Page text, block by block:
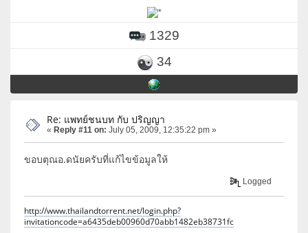
1329
34
Re: แพทย์ชนบท กับ ปริญญา
« Reply #11 on: July 05, 2009, 12:35:22 pm »
ขอบตุณอ.ดนัยครับที่แก้ไขข้อมูลให้
Logged
http://www.thailandtorrent.net/login.php?
invitationcode=a6435deb00960d70abb1482eb38731fc